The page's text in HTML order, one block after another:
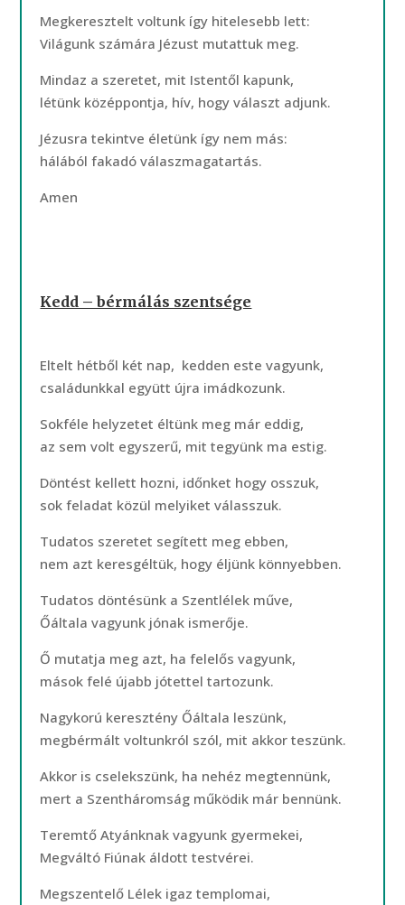
Megkeresztelt voltunk így hitelesebb lett:
Világunk számára Jézust mutattuk meg.
Mindaz a szeretet, mit Istentől kapunk,
létünk középpontja, hív, hogy választ adjunk.
Jézusra tekintve életünk így nem más:
hálából fakadó válaszmagatartás.
Amen
Kedd – bérmálás szentsége
Eltelt hétből két nap, kedden este vagyunk,
családunkkal együtt újra imádkozunk.
Sokféle helyzetet éltünk meg már eddig,
az sem volt egyszerű, mit tegyünk ma estig.
Döntést kellett hozni, időnket hogy osszuk,
sok feladat közül melyiket válasszuk.
Tudatos szeretet segített meg ebben,
nem azt keresgéltük, hogy éljünk könnyebben.
Tudatos döntésünk a Szentlélek műve,
Őáltala vagyunk jónak ismerője.
Ő mutatja meg azt, ha felelős vagyunk,
mások felé újabb jótettel tartozunk.
Nagykorú keresztény Őáltala leszünk,
megbérmált voltunkról szól, mit akkor teszünk.
Akkor is cselekszünk, ha nehéz megtennünk,
mert a Szentháromság működik már bennünk.
Teremtő Atyánknak vagyunk gyermekei,
Megváltó Fiúnak áldott testvérei.
Megszentelő Lélek igaz templomai,